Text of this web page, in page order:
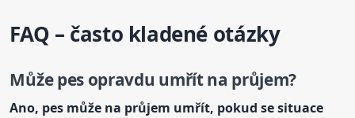
FAQ – často kladené otázky
Může pes opravdu umřít na průjem?
Ano, pes může na průjem umřít, pokud se situace